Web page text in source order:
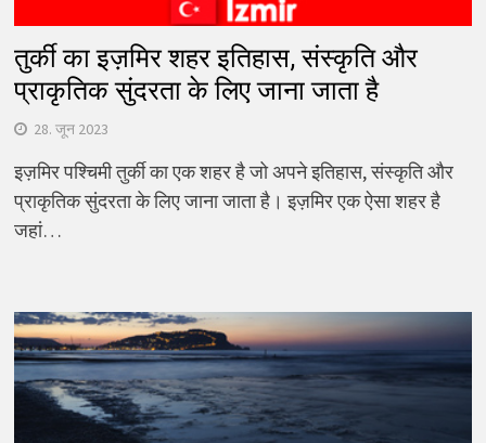
तुर्की का इज़मिर शहर इतिहास, संस्कृति और
प्राकृतिक सुंदरता के लिए जाना जाता है
28. जून 2023
इज़मिर पश्चिमी तुर्की का एक शहर है जो अपने इतिहास, संस्कृति और
प्राकृतिक सुंदरता के लिए जाना जाता है। इज़मिर एक ऐसा शहर है
जहां…